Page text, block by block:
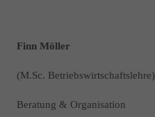
Finn Möller
(M.Sc. Betriebswirtschaftslehre)
Beratung & Organisation